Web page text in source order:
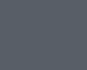
πόδια; Η απλή
την